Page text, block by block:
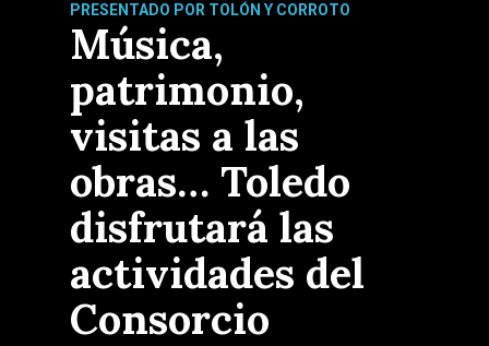
PRESENTADO POR TOLÓN Y CORROTO
Música,
patrimonio,
visitas a las
obras… Toledo
disfrutará las
actividades del
Consorcio